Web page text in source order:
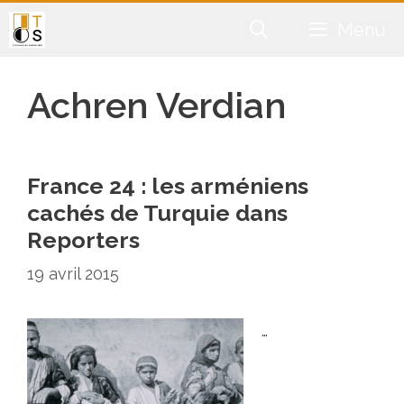
Aller
au
Achren Verdian
France 24 : les arméniens
cachés de Turquie dans
Reporters
19 avril 2015
…